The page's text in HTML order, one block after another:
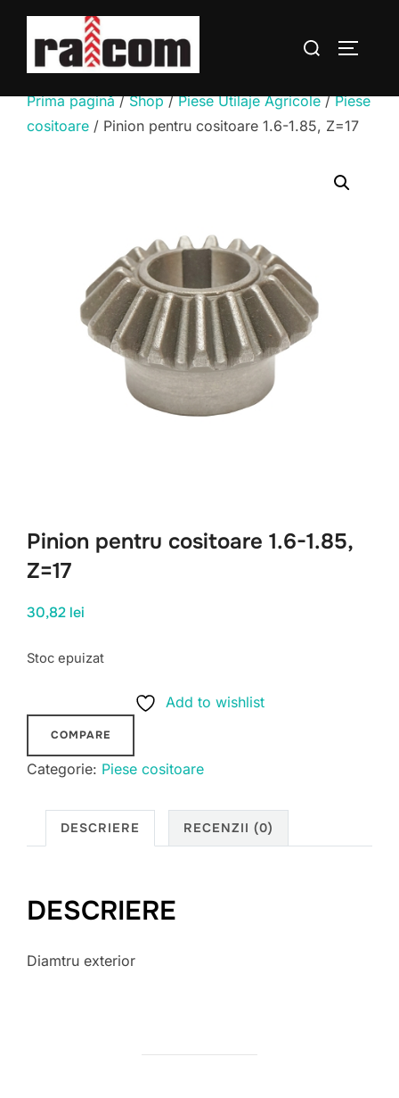
conținut
Caută
Prima pagină/Shop/Piese Utilaje Agricole/Piese
cositoare / Pinion pentru cositoare 1.6-1.85, Z=17
Pinion pentru cositoare 1.6-1.85,
Z=17
30,82 lei
Stoc epuizat
Add to wishlist
COMPARE
Categorie: Piese cositoare
DESCRIERE RECENZII (0)
DESCRIERE
Diamtru exterior